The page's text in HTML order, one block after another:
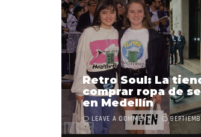
Retro Soul: La
comprar ropa de
en Medellín
LEAVE A COMMENT